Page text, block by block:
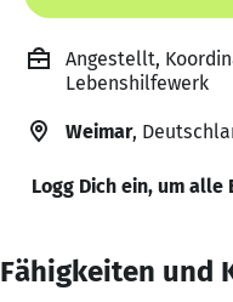
Angestellt,
Lebenshilfewerk
Weimar,
Logg Dich ein, um alle
Fähigkeiten und